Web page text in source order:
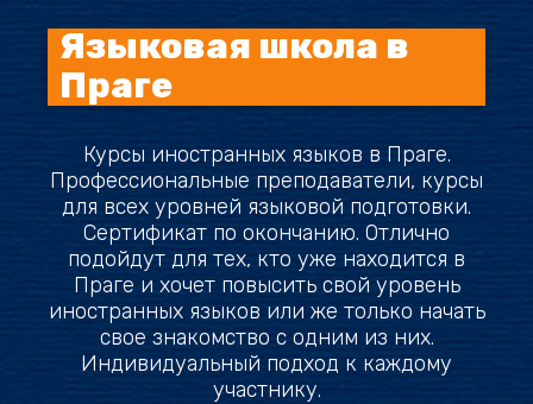
Языковая школа в
Праге
Курсы иностранных языков в Праге.
Профессиональные преподаватели, курсы
для всех уровней языковой подготовки.
Сертификат по окончанию. Отлично
подойдут для тех, кто уже находится в
Праге и хочет повысить свой уровень
иностранных языков или же только начать
свое знакомство с одним из них.
Индивидуальный подход к каждому
участнику.